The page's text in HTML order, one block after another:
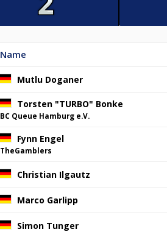
Name
Mutlu Doganer
Torsten "TURBO" Bonke
BC Queue Hamburg e.V.
Fynn Engel
TheGamblers
Christian Ilgautz
Marco Garlipp
Simon Tunger